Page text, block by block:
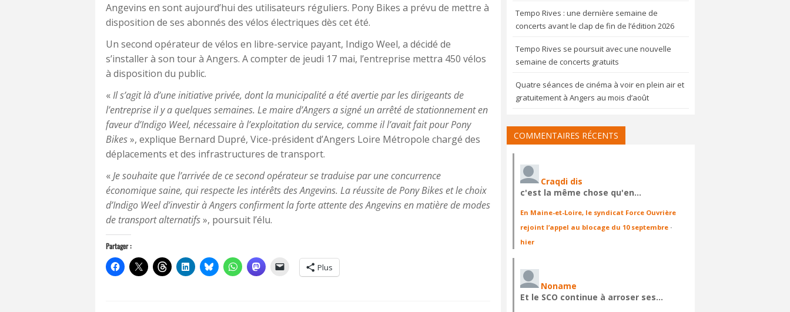
Angevins en sont aujourd’hui des utilisateurs réguliers. Pony Bikes a prévu de mettre à
disposition de ses abonnés des vélos électriques dès cet été.
Un second opérateur de vélos en libre-service payant, Indigo Weel, a décidé de
s’installer à son tour à Angers. A compter de jeudi 17 mai, l’entreprise mettra 450 vélos
à disposition du public.
«Il s’agit là d’une initiative privée, dont la municipalité a été avertie par les dirigeants de
l’entreprise il y a quelques semaines. Le maire d’Angers a signé un arrêté de stationnement en
faveur d’Indigo Weel, nécessaire à l’exploitation du service, comme il l’avait fait pour Pony
Bikes», explique Bernard Dupré, Vice-président d’Angers Loire Métropole chargé des
déplacements et des infrastructures de transport.
«Je souhaite que l’arrivée de ce second opérateur se traduise par une concurrence
économique saine, qui respecte les intérêts des Angevins. La réussite de Pony Bikes et le choix
d’Indigo Weel d’investir à Angers confirment la forte attente des Angevins en matière de modes
de transport alternatifs», poursuit l’élu.
Partager :
Plus
Tempo Rives : une dernière semaine de
concerts avant le clap de fin de l’édition 2026
Tempo Rives se poursuit avec une nouvelle
semaine de concerts gratuits
Quatre séances de cinéma à voir en plein air et
gratuitement à Angers au mois d’août
COMMENTAIRES RÉCENTS
Craqdi dis
c'est la même chose qu'en…
En Maine-et-Loire, le syndicat Force Ouvrière
rejoint l’appel au blocage du 10 septembre ·
hier
Noname
Et le SCO continue à arroser ses…